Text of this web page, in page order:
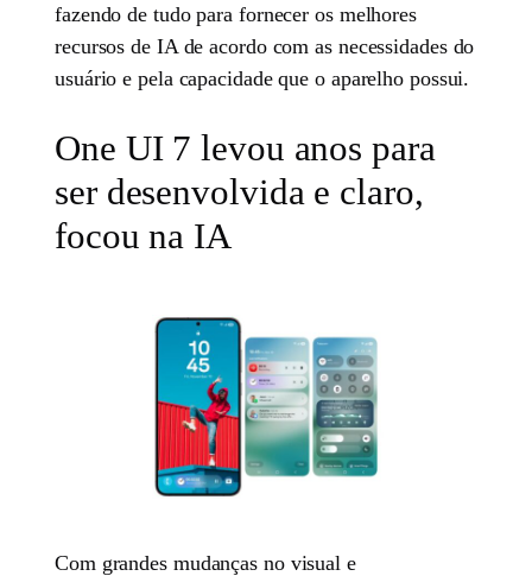
fazendo de tudo para fornecer os melhores
recursos de IA de acordo com as necessidades do
usuário e pela capacidade que o aparelho possui.
One UI 7 levou anos para
ser desenvolvida e claro,
focou na IA
Com grandes mudanças no visual e